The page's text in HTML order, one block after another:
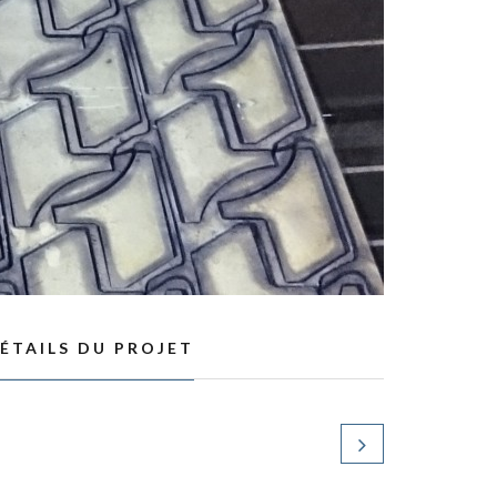
DU PROJET